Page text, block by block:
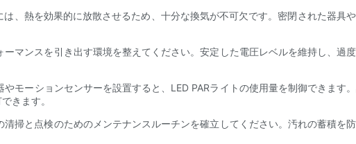
、熱を効果的に放散させるため、十分な換気が不可欠です。密閉された器
マンスを引き出す環境を整えてください。安定した電圧レベルを維持し、
モーションセンサーを設置すると、LED PARライトの使用量を制御できます
きます。
掃と点検のためのメンテナンスルーチンを確立してください。汚れの蓄積を